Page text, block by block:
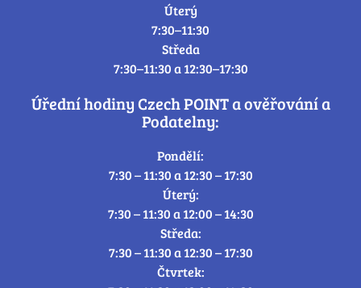
Úterý
7:30–11:30
Středa
7:30–11:30 a 12:30–17:30
Úřední hodiny Czech POINT a ověřování a
Podatelny:
Pondělí:
7:30 – 11:30 a 12:30 – 17:30
Úterý:
7:30 – 11:30 a 12:00 – 14:30
Středa:
7:30 – 11:30 a 12:30 – 17:30
Čtvrtek: